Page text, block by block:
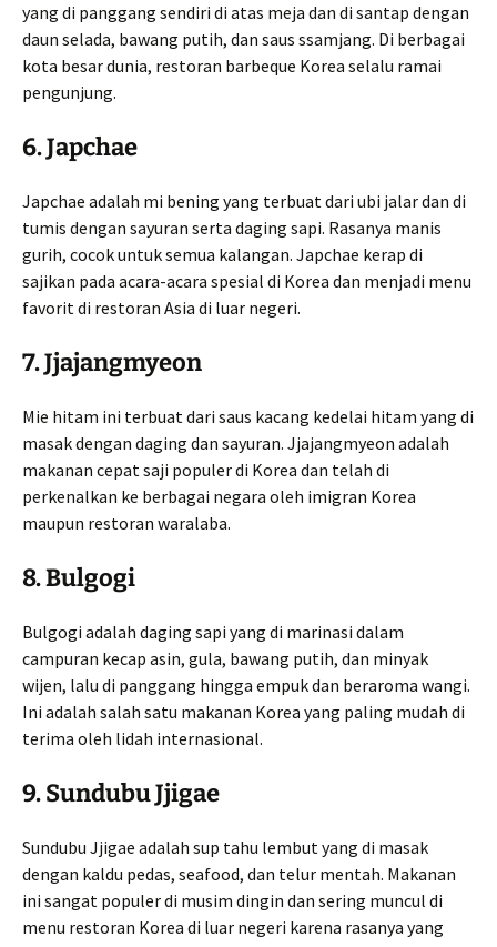
yang di panggang sendiri di atas meja dan di santap dengan
daun selada, bawang putih, dan saus ssamjang. Di berbagai
kota besar dunia, restoran barbeque Korea selalu ramai
pengunjung.
6.Japchae
Japchae adalah mi bening yang terbuat dari ubi jalar dan di
tumis dengan sayuran serta daging sapi. Rasanya manis
gurih, cocok untuk semua kalangan. Japchae kerap di
sajikan pada acara-acara spesial di Korea dan menjadi menu
favorit di restoran Asia di luar negeri.
7.Jjajangmyeon
Mie hitam ini terbuat dari saus kacang kedelai hitam yang di
masak dengan daging dan sayuran. Jjajangmyeon adalah
makanan cepat saji populer di Korea dan telah di
perkenalkan ke berbagai negara oleh imigran Korea
maupun restoran waralaba.
8.Bulgogi
Bulgogi adalah daging sapi yang di marinasi dalam
campuran kecap asin, gula, bawang putih, dan minyak
wijen, lalu di panggang hingga empuk dan beraroma wangi.
Ini adalah salah satu makanan Korea yang paling mudah di
terima oleh lidah internasional.
9.Sundubu Jjigae
Sundubu Jjigae adalah sup tahu lembut yang di masak
dengan kaldu pedas, seafood, dan telur mentah. Makanan
ini sangat populer di musim dingin dan sering muncul di
menu restoran Korea di luar negeri karena rasanya yang